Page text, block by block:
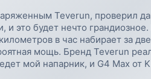
Teverun, проверил
и это будет нечто
в час набирает за
мощь. Бренд Teverun
мой напарник, и G4 Max